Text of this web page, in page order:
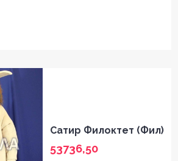
Сатир Филоктет (Фил)
53736,50